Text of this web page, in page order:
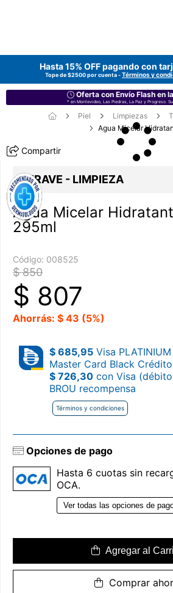
Hasta 15% OFF pagando con
Tope de $2500 por cuenta -Términos y
Oferta con Envío Flash en
* en Montevideo, Las Piedras, La Paz y Progreso.
Piel Limpiezas
Agua Micelar
Compartir
CERAVE - LIMPIEZA
Agua Micelar
295ml
Código: 008525
$ 850
$ 807
Ahorrás: $ 43 (5%)
$ 685,95 Visa
Master Card Black Crédito
$ 726,30 con Visa
BROU recompensa
Términos y condiciones
Opciones de pago
Hasta 6 cuotas sin
OCA.
Ver todas las opciones de
Agregar al
Comprar